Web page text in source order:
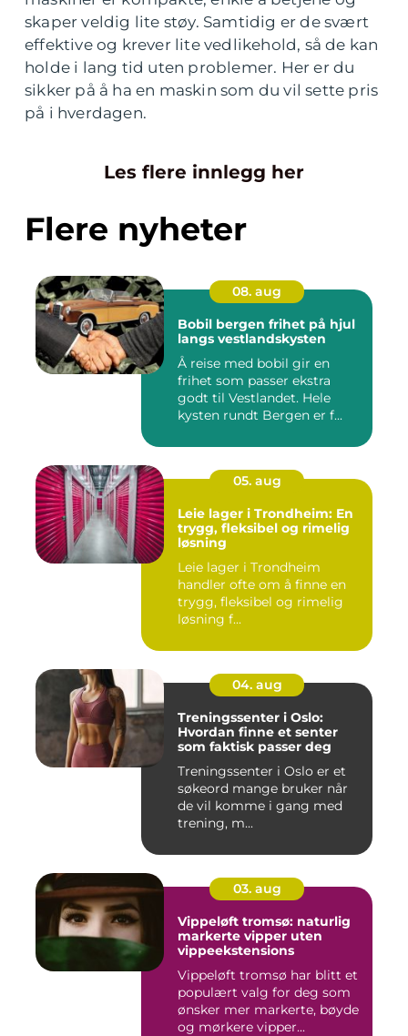
skaper veldig lite støy. Samtidig er de svært
effektive og krever lite vedlikehold, så de kan
holde i lang tid uten problemer. Her er du
sikker på å ha en maskin som du vil sette pris
på i hverdagen.
Les flere innlegg her
Flere nyheter
08. aug
Bobil bergen frihet på hjul
langs vestlandskysten
Å reise med bobil gir en
frihet som passer ekstra
godt til Vestlandet. Hele
kysten rundt Bergen er f...
05. aug
Leie lager i Trondheim: En
trygg, fleksibel og rimelig
løsning
Leie lager i Trondheim
handler ofte om å finne en
trygg, fleksibel og rimelig
løsning f...
04. aug
Treningssenter i Oslo:
Hvordan finne et senter
som faktisk passer deg
Treningssenter i Oslo er et
søkeord mange bruker når
de vil komme i gang med
trening, m...
03. aug
Vippeløft tromsø: naturlig
markerte vipper uten
vippeekstensions
Vippeløft tromsø har blitt et
populært valg for deg som
ønsker mer markerte, bøyde
og mørkere vipper...